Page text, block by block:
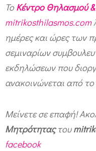
ΤοΚέντρο Θηλασμού
mitrikosthilasmos.com
ημέρες και ώρες των
σεμιναρίων
εκδηλώσεων που
ανακοινώνεται από το
Μείνετε σε επαφή!
Μητρότηταςτου
facebook